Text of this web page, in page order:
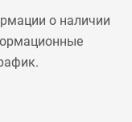
о наличии